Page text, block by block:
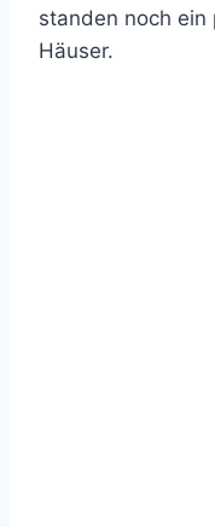
standen noch ein
Häuser.